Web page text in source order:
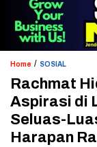
Home / SOSIAL
Rachmat
Aspirasi di
Seluas-
Harapan